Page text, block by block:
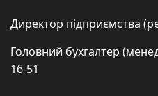
Директор підприємства
Головний бухгалтер
16-51